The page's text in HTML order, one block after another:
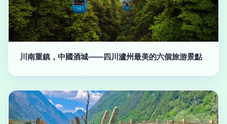
川南重鎮，中國酒城——四川瀘州最美的六個旅游景點